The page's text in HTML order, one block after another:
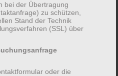
bei der Übertragung
zu schützen,
Stand der Technik
(SSL) über
oder die